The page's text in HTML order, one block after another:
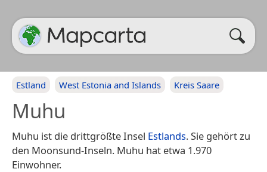
Estland West Estonia and Islands Kreis Saare
Muhu
Muhu ist die drittgrößte Insel Estlands. Sie gehört zu
den Moonsund-Inseln. Muhu hat etwa 1.970
Einwohner.